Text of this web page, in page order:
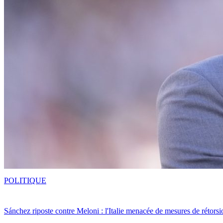
Sánchez riposte contre Meloni : l'Italie menacée de mesures de
POLITIQUE